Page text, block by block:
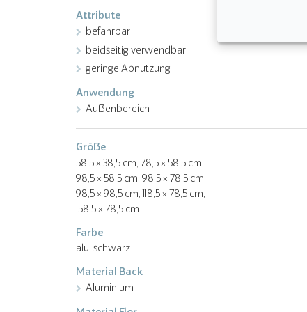
Attribute
befahrbar
beidseitig verwendbar
geringe Abnutzung
Anwendung
Außenbereich
Größe
58,5 × 38,5 cm, 78,5 × 58,5 cm,
98,5 × 58,5 cm, 98,5 × 78,5 cm,
98,5 × 98,5 cm, 118,5 × 78,5 cm,
158,5 × 78,5 cm
Farbe
alu, schwarz
Material Back
Aluminium